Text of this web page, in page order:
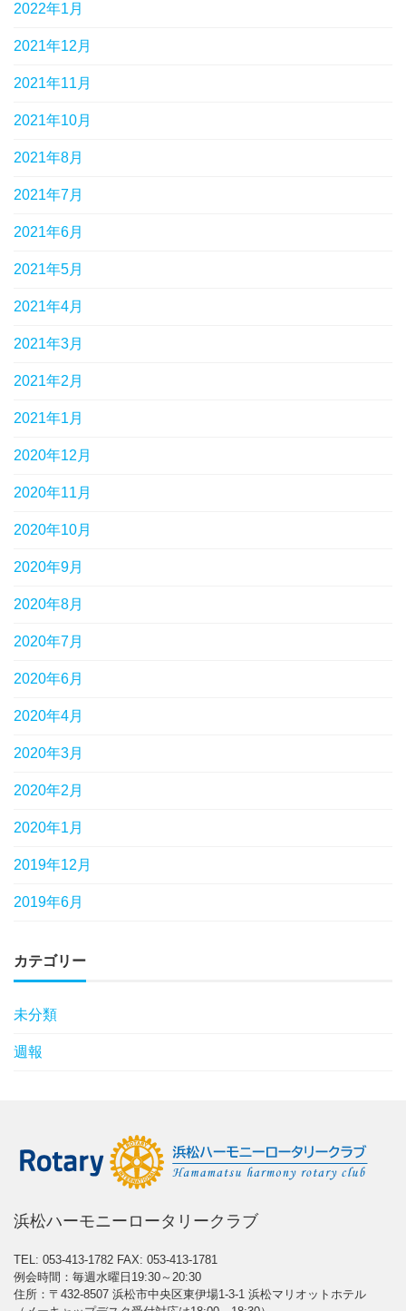
2022年1月
2021年12月
2021年11月
2021年10月
2021年8月
2021年7月
2021年6月
2021年5月
2021年4月
2021年3月
2021年2月
2021年1月
2020年12月
2020年11月
2020年10月
2020年9月
2020年8月
2020年7月
2020年6月
2020年4月
2020年3月
2020年2月
2020年1月
2019年12月
2019年6月
カテゴリー
未分類
週報
浜松ハーモニーロータリークラブ
TEL: 053-413-1782 FAX: 053-413-1781
例会時間：毎週水曜日19:30～20:30
住所：〒432-8507 浜松市中央区東伊場1-3-1 浜松マリオットホテル